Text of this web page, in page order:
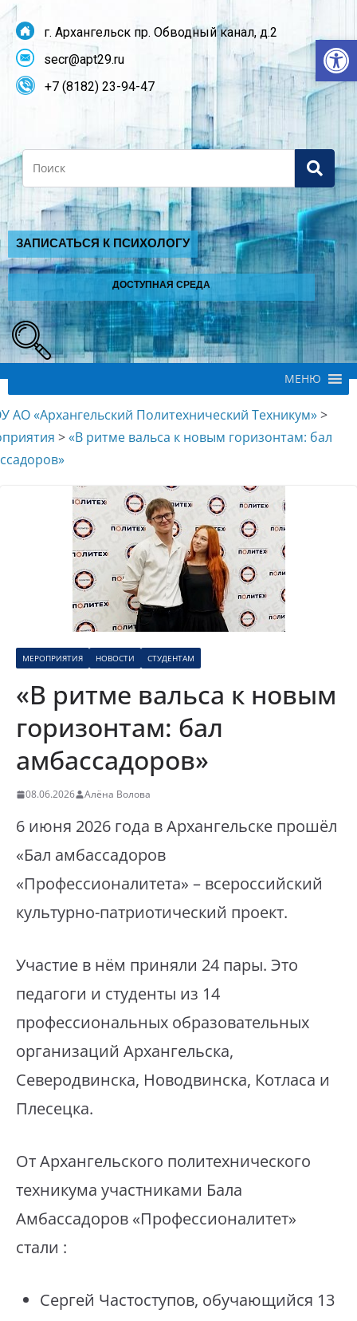
г. Архангельск пр. Обводный канал, д.2
secr@apt29.ru
+7 (8182) 23-94-47
Search
ЗАПИСАТЬСЯ К ПСИХОЛОГУ
ДОСТУПНАЯ СРЕДА
МЕНЮ
АО «Архангельский Политехнический Техникум»>
>«В ритме вальса к новым горизонтам: бал
МЕРОПРИЯТИЯ НОВОСТИ СТУДЕНТАМ
«В ритме вальса к новым
горизонтам: бал
амбассадоров»
08.06.2026 Алёна Волова
6 июня 2026 года в Архангельске прошёл
«Бал амбассадоров
«Профессионалитета» – всероссийский
культурно-патриотический проект.
Участие в нём приняли 24 пары. Это
педагоги и студенты из 14
профессиональных образовательных
организаций Архангельска,
Северодвинска, Новодвинска, Котласа и
Плесецка.
От Архангельского политехнического
техникума участниками Бала
Амбассадоров «Профессионалитет»
стали :
Сергей Частоступов, обучающийся 13